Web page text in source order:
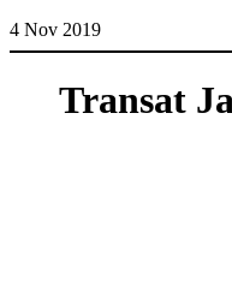
4 Nov 2019
Transat